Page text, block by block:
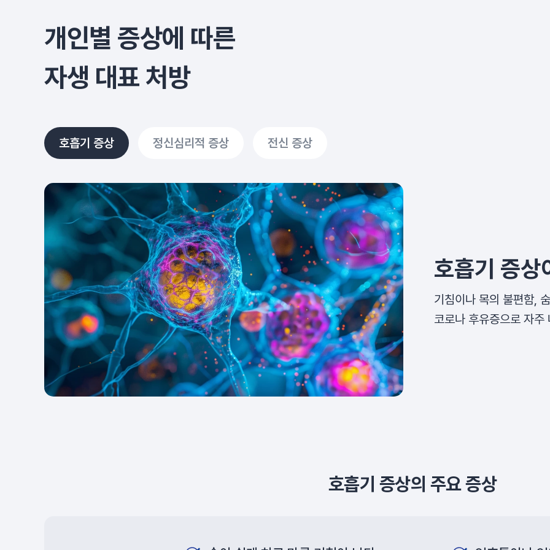
개인별 증상에 따른
자생 대표 처방
호흡기 증상 정신심리적 증상 전신 증상
호흡기 증상
기침이나 목의 불편함,
코로나 후유증으로 자
호흡기 증상의 주요 증상